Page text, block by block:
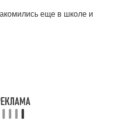
еще в школе и